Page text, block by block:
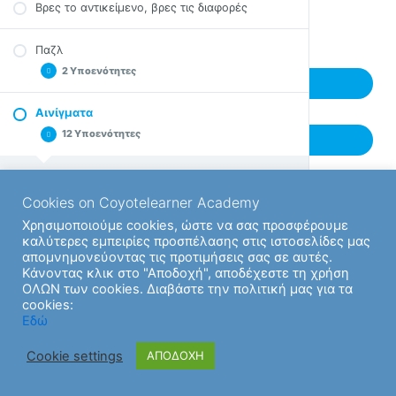
Λύσε το μυστήριο 03
Λύσε το μυστήριο 05
Λύσε το μυστήριο 07
Λύσε το μυστήριο 08
Λύσε το μυστήριο 11
Λύσε το μυστήριο 12
Λύσε το μυστήριο 13
Λύσε το μυστήριο 14
Λύσε το μυστήριο 15
Λύσε το μυστήριο 17
Σκάκι
Τρίλιζα
Παιχνίδι μνήμης
Σουντόκου
Βρες το αντικείμενο, βρες τις διαφορές
Παζλ
2 Υποενότητες
Συρόμενα Παζλ
Αινίγματα
12 Υποενότητες
Αινίγματα 02
Αινίγματα 03
Αινίγματα 04
Αινίγματα 05
Αινίγματα 06
Αινίγματα 08
Back to Ενότητα
Cookies on Coyotelearner Academy
Χρησιμοποιούμε cookies, ώστε να σας προσφέρουμε
καλύτερες εμπειρίες προσπέλασης στις ιστοσελίδες μας
απομνημονεύοντας τις προτιμήσεις σας σε αυτές.
Κάνοντας κλικ στο "Αποδοχή", αποδέχεστε τη χρήση
ΟΛΩΝ των cookies. Διαβάστε την πολιτική μας για τα
cookies:
Εδώ
Cookie settings ΑΠΟΔΟΧΗ